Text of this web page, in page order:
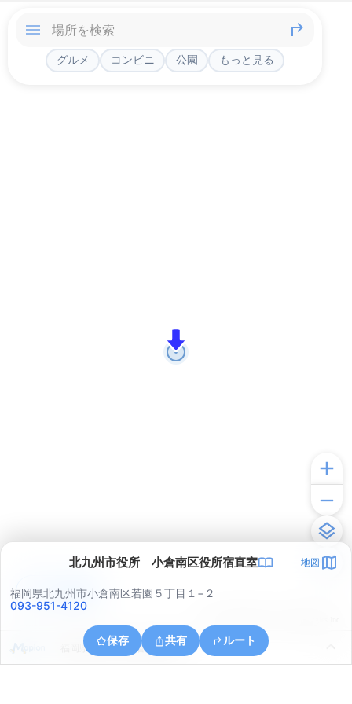
グルメ コンビニ 公園 もっと見る
北九州市役所 小倉南区役所宿直室 地図
福岡県北九州市小倉南区若園５丁目１−２
093-951-4120
保存 共有 ルート
福岡県北九州市小倉南区吉田
アプリで見る